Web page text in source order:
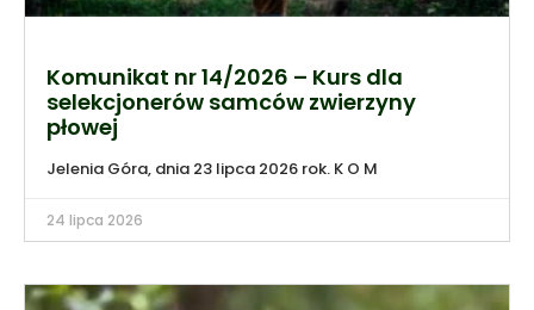
Komunikat nr 14/2026 – Kurs dla
selekcjonerów samców zwierzyny
płowej
Jelenia Góra, dnia 23 lipca 2026 rok. K O M
24 lipca 2026